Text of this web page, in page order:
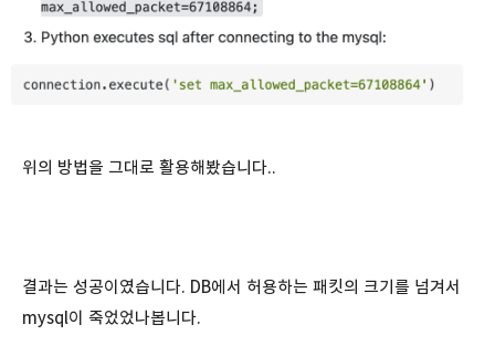
위의 방법을 그대로 활용해봤습니다..
결과는 성공이였습니다. DB에서 허용하는 패킷의 크기를 넘겨서
mysql이 죽었었나봅니다.